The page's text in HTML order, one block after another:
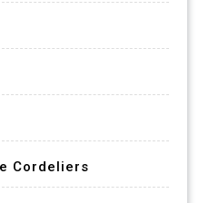
Cordeliers